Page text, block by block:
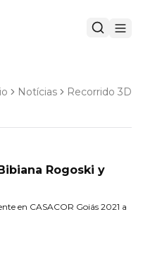
Notícias Recorrido 3D
Rogoski y
en CASACOR Goiás 2021 a